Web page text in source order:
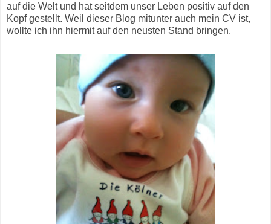
auf die Welt und hat seitdem unser Leben positiv auf den
Kopf gestellt. Weil dieser Blog mitunter auch mein CV ist,
wollte ich ihn hiermit auf den neusten Stand bringen.